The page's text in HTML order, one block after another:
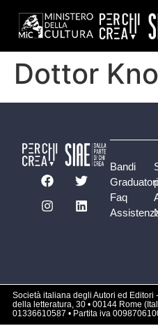
Dottor
Bandi
Faq
Società italiana degli Autori ed Editori
della letteratura, 30 • 00144 Rome
01336610587 • Partita iva